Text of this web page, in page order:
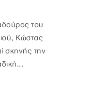
του
Κώστας
σκηνής την